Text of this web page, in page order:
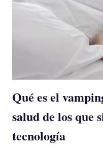
Qué es el
salud de los que
tecnología